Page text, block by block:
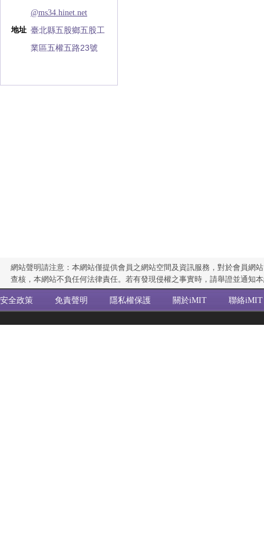
@ms34.hinet.net
地址 臺北縣五股鄉五股工
業區五權五路23號
網站聲明請注意：本網站僅提供會員之網站空間及資訊服務，對於會員網
查核，本網站不負任何法律責任。若有發現侵權之事實時，請舉證並通知
安全政策 免責聲明 隱私權保護 關於iMIT 聯絡iMIT